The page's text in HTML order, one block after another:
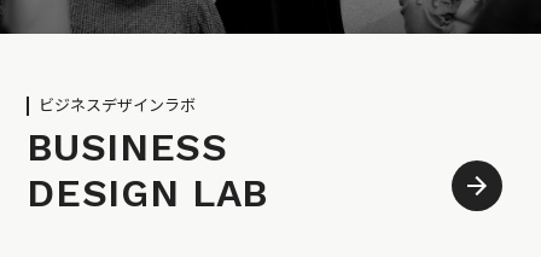
ビジネスデザインラボ
BUSINESS
DESIGN LAB